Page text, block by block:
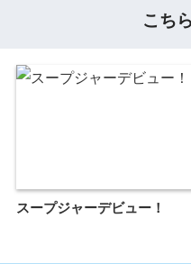
こち
スープジャーデビュー！